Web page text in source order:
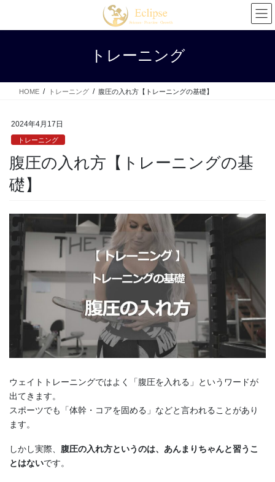
テ
ス
ゲ
ン
トレーニング
HOME トレーニング 腹圧の入れ方【トレーニングの基礎】
2024年4月17日
トレーニング
腹圧の入れ方【トレーニングの基
礎】
ウェイトトレーニングではよく「腹圧を入れる」というワードが
出てきます。
スポーツでも「体幹・コアを固める」などと言われることがあり
ます。
しかし実際、 腹圧の入れ方というのは、あんまりちゃんと習うこ
とはないです。